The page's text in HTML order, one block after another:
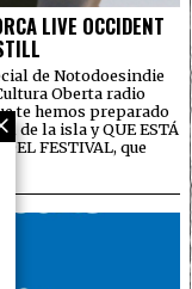
LIVE OCCIDENT
de Notodoesindie
Oberta radio
te hemos preparado
de la isla y QUE ESTÁ
FESTIVAL, que